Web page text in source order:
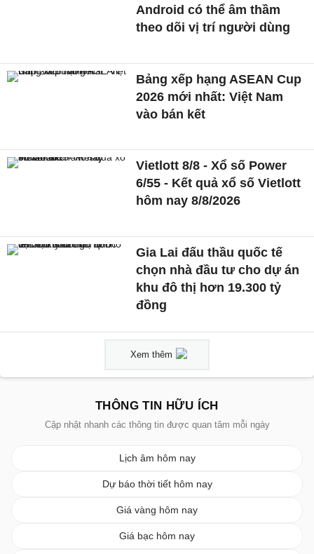
Android có thể âm thầm
theo dõi vị trí người dùng
Bảng xếp hạng ASEAN Cup
2026 mới nhất: Việt Nam
vào bán kết
Vietlott 8/8 - Xổ số Power
6/55 - Kết quả xổ số Vietlott
hôm nay 8/8/2026
Gia Lai đấu thầu quốc tế
chọn nhà đầu tư cho dự án
khu đô thị hơn 19.300 tỷ
đồng
Xem thêm
THÔNG TIN HỮU ÍCH
Cập nhật nhanh các thông tin được quan tâm mỗi ngày
Lịch âm hôm nay
Dự báo thời tiết hôm nay
Giá vàng hôm nay
Giá bạc hôm nay